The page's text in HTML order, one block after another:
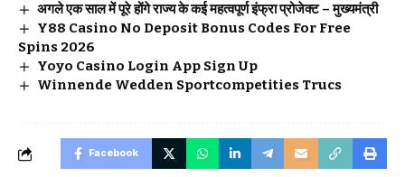
अगले एक साल में पूरे होंगे राज्य के कई महत्वपूर्ण इंफ्रा प्रोजेक्ट – मुख्यमंत्री
Y88 Casino No Deposit Bonus Codes For Free
Spins 2026
Yoyo Casino Login App Sign Up
Winnende Wedden Sportcompetities Trucs
Facebook